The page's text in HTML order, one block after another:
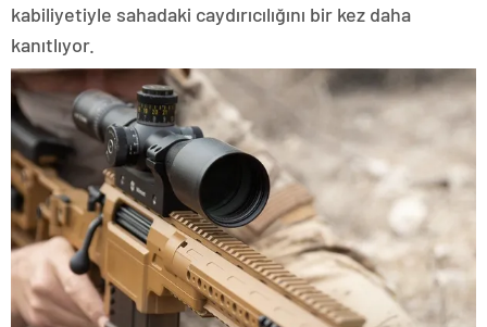
kabiliyetiyle sahadaki caydırıcılığını bir kez daha
kanıtlıyor.